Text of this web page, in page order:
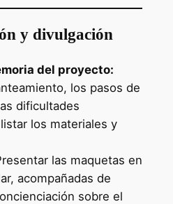
y divulgación
del proyecto:
los pasos de
dificultades
los materiales y
las maquetas en
acompañadas de
sobre el